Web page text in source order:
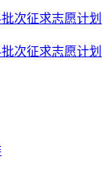
次征求志愿计划
次征求志愿计划